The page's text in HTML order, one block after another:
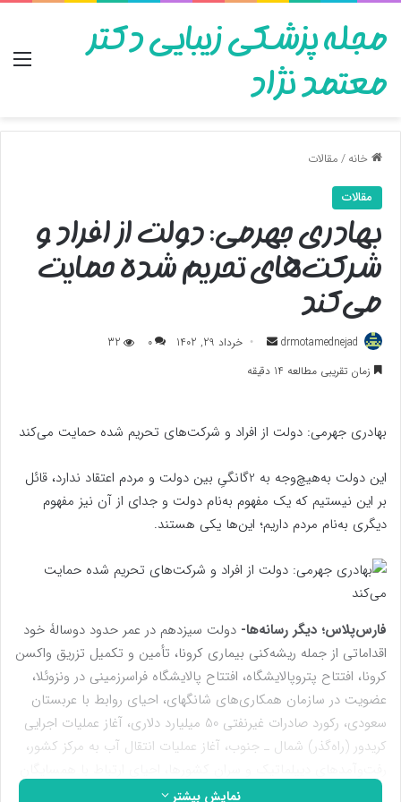
مجله پزشکی زیبایی دکتر
معتمد نژاد
خانه/مقالات
مقالات
بهادری جهرمی: دولت از افراد و
شرکت‌های تحریم‌ شده حمایت
می‌کند
drmotamednejad
ارسال
به
خرداد 29, 1402 0
32
زمان تقریبی مطالعه 14 دقیقه
بهادری جهرمی: دولت از افراد و شرکت‌های تحریم‌ شده حمایت می‌کند
این دولت به‌هیچ‌وجه به 2گانگیِ بین دولت و مردم اعتقاد ندارد، قائل
بر این نیستیم که یک مفهوم به‌نام دولت و جدای از آن نیز مفهوم
دیگری به‌نام مردم داریم؛ این‌ها یکی هستند.
فارس‌‌پلاس؛ دیگر رسانه‌ها- دولت سیزدهم در عمر حدود دوسالۀ خود
اقداماتی از جمله ریشه‌کنی بیماری کرونا، تأمین و تکمیل تزریق واکسن
کرونا، افتتاح پتروپالایشگاه، افتتاح پالایشگاه فراسرزمینی در ونزوئلا،
عضویت در سازمان همکاری‌های شانگهای، احیای روابط با عربستان
سعودی، رکورد صادرات غیرنفتی 50 میلیارد دلاری، آغاز عملیات اجرایی
کریدور (راه‌گذر) شمال ـ جنوب، آغاز عملیات انتقال آب به مرکز کشور،
و رشد تعاملات اقتصادی با کشورهای منطقه‌ای، مردمی‌سازی یارانه‌ها،
نمایش بیشتر